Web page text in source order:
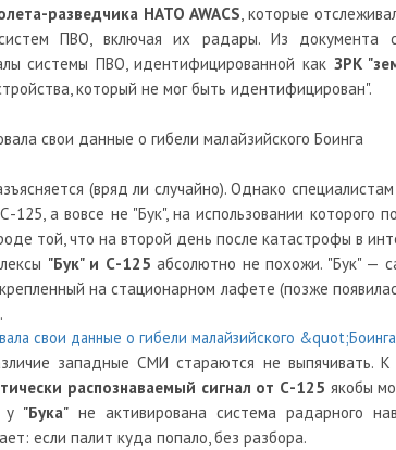
разведчика НАТО AWACS, которые
ПВО, включая их радары. Из документа
системы ПВО, идентифицированной как ЗРК
который не мог быть идентифицирован".
(вряд ли случайно). Однако
а вовсе не "Бук", на использовании которого
той, что на второй день после катастрофы в
"Бук" и С-125 абсолютно не похожи. "Бук" —
на стационарном лафете (позже
западные СМИ стараются не выпячивать.
распознаваемый сигнал от С-125 якобы
у "Бука" не активирована система радарного
если палит куда попало, без разбора.